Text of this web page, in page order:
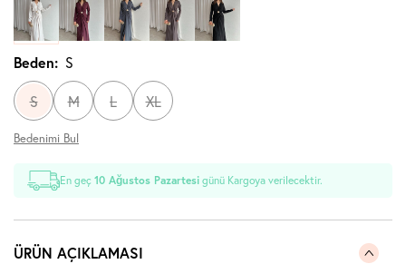
Beden: S
S M L XL
Bedenimi Bul
En geç10 Ağustos Pazartesi günü Kargoya verilecektir.
ÜRÜN AÇIKLAMASI